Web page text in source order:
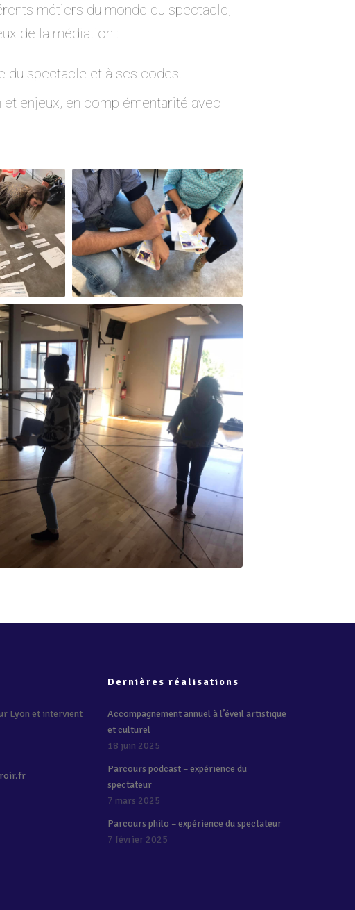
métiers du monde du spectacle,
de la médiation :
spectacle et à ses codes.
enjeux, en complémentarité avec
Lyon et intervient
Dernières réalisations
Accompagnement annuel à l’éveil artistique
et culturel
18 juin 2025
Parcours podcast – expérience du
spectateur
7 mars 2025
Parcours philo – expérience du spectateur
7 février 2025